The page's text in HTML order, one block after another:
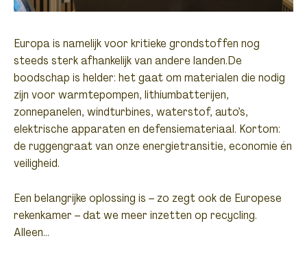
Europa is namelijk voor kritieke grondstoffen nog
steeds sterk afhankelijk van andere landen.De
boodschap is helder: het gaat om materialen die nodig
zijn voor warmtepompen, lithiumbatterijen,
zonnepanelen, windturbines, waterstof, auto’s,
elektrische apparaten en defensiemateriaal. Kortom:
de ruggengraat van onze energietransitie, economie én
veiligheid.
Een belangrijke oplossing is – zo zegt ook de Europese
rekenkamer – dat we meer inzetten op recycling.
Alleen…